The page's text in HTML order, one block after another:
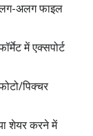
अलग फाइल
में एक्सपोर्ट
पिक्चर
शेयर करने में